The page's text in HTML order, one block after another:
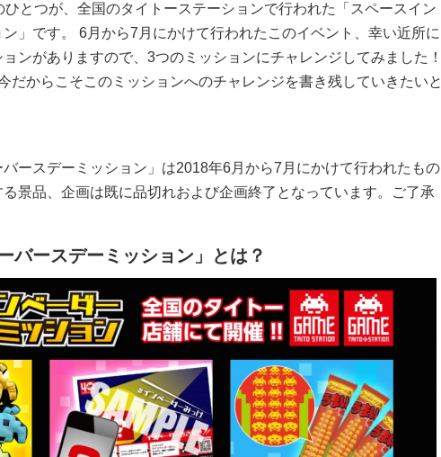
とつが、全国のタイトーステーションで行われた「スペースイン
」です。 6月から7月にかけて行われたこのイベント、幸い近所に
ンがありますので、3つのミッションにチャレンジしてみました！
だからこそこのミッションへのチャレンジを書き残していきたいと
ースデーミッション」は2018年6月から7月にかけて行われたもの
景品、企画は既に品切れおよび企画終了となっています。ご了承
バースデーミッション」とは？